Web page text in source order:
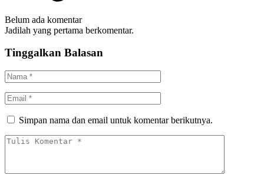
Belum ada komentar
Jadilah yang pertama berkomentar.
Tinggalkan Balasan
Simpan nama dan email untuk komentar berikutnya.